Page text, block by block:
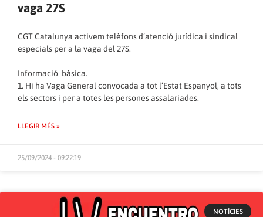
vaga 27S
CGT Catalunya activem telèfons d’atenció jurídica i sindical
especials per a la vaga del 27S.
Informació bàsica.
1. Hi ha Vaga General convocada a tot l’Estat Espanyol, a tots
els sectors i per a totes les persones assalariades.
LLEGIR MÉS »
25/09/2024 - 09:22:19
NOTÍCIES